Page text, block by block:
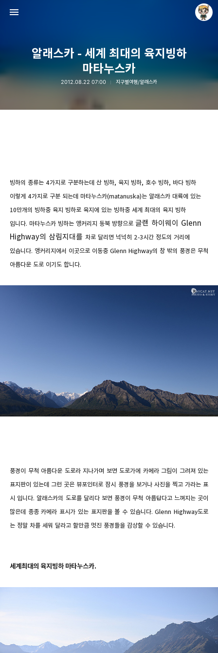
알래스카 - 세계 최대의 육지빙하
마타누스카
2012.08.22 07:00 지구별여행/알래스카
빙하의 종류는 4가지로 구분하는데 산 빙하, 육지 빙하, 호수 빙하, 바다 빙하
이렇게 4가지로 구분 되는데 마타누스카(matanuska)는 알래스카 대륙에 있는
10만개의 빙하중 육지 빙하로 육지에 있는 빙하중 세계 최대의 육지 빙하
입니다. 마타누스카 빙하는 앵커리지 동북 방향으로 글랜 하이웨이 Glenn
Highway의 삼림지대를 차로 달리면 넉넉히 2-3시간 정도의 거리에
있습니다. 앵커리지에서 이곳으로 이동중 Glenn Highway의 창 밖의 풍경은 무척
아름다운 도로 이기도 합니다.
풍경이 무척 아름다운 도로라 지나가며 보면 도로가에 카메라 그림이 그려져 있는
표지판이 있는데 그런 곳은 뷰포인터로 잠시 풍경을 보거나 사진을 찍고 가라는 표
시 입니다. 알래스카의 도로를 달리다 보면 풍경이 무척 아름답다고 느껴지는 곳이
많은데 종종 카메라 표시가 있는 표지판을 볼 수 있습니다.Glenn Highway도로
는 정말 차를 세워 달라고 할만큼 멋진 풍경들을 감상할 수 있습니다.
세계최대의 육지빙하 마타누스카.
Raycat : Photo and Story